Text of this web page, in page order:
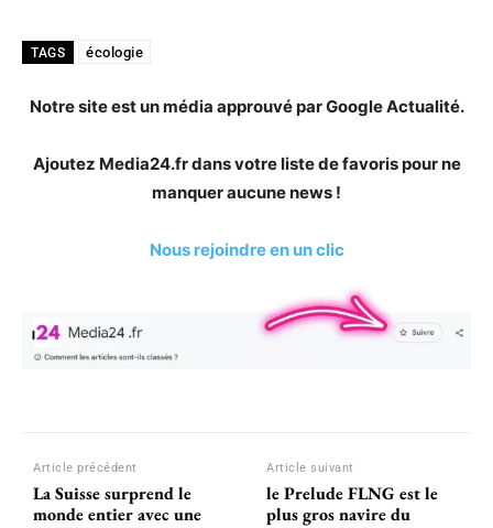
TAGS écologie
Notre site est un média approuvé par Google Actualité.
Ajoutez Media24.fr dans votre liste de favoris pour ne
manquer aucune news !
Nous rejoindre en un clic
Article précédent
La Suisse surprend le
monde entier avec une
Article suivant
le Prelude FLNG est le
plus gros navire du